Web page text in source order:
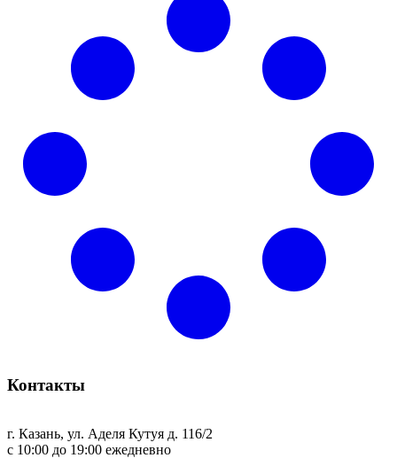
Контакты
г. Казань, ул. Аделя Кутуя д. 116/2
с 10:00 до 19:00 ежедневно